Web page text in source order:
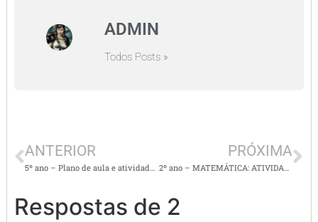
ADMIN
Todos Posts »
ANTERIOR
5º ano – Plano de aula e atividades de matemática/ geometria
PRÓXIMA
2º ano – MATEMÁTICA: ATIVIDADES DE ADIÇÃO E SUBTRAÇÃO COM RECURSO NA ORDEM DAS DEZENAS E CENTENAS
Respostas de 2